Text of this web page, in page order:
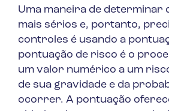
Uma maneira de determinar
mais sérios e, portanto,
controles é usando a
pontuação de risco é o
um valor numérico a um
de sua gravidade e da
ocorrer. A pontuação